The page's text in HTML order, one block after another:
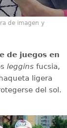
de imagen y
de juegos en
legginsfucsia,
ligera
del sol.